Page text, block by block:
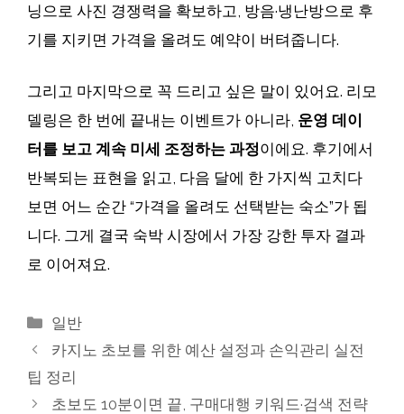
닝으로 사진 경쟁력을 확보하고, 방음·냉난방으로 후
기를 지키면 가격을 올려도 예약이 버텨줍니다.
그리고 마지막으로 꼭 드리고 싶은 말이 있어요. 리모
델링은 한 번에 끝내는 이벤트가 아니라, 운영 데이
터를 보고 계속 미세 조정하는 과정이에요. 후기에서
반복되는 표현을 읽고, 다음 달에 한 가지씩 고치다
보면 어느 순간 “가격을 올려도 선택받는 숙소”가 됩
니다. 그게 결국 숙박 시장에서 가장 강한 투자 결과
로 이어져요.
카
테
리
일반
카지노 초보를 위한 예산 설정과 손익관리 실전
팁 정리
초보도 10분이면 끝, 구매대행 키워드·검색 전략